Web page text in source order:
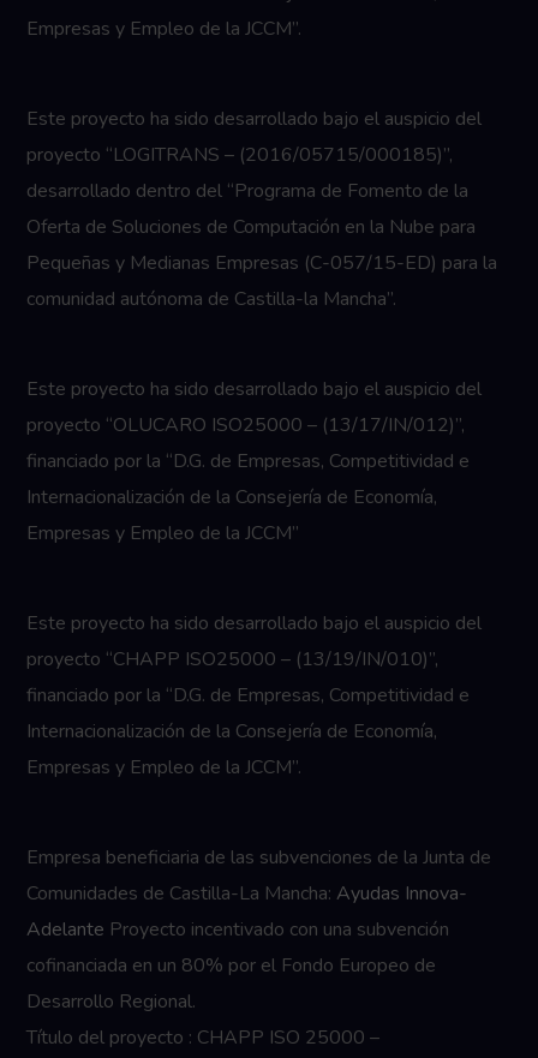
Empresas y Empleo de la JCCM”.
Este proyecto ha sido desarrollado bajo el auspicio del
proyecto “LOGITRANS – (2016/05715/000185)”,
desarrollado dentro del “Programa de Fomento de la
Oferta de Soluciones de Computación en la Nube para
Pequeñas y Medianas Empresas (C-057/15-ED) para la
comunidad autónoma de Castilla-la Mancha”.
Este proyecto ha sido desarrollado bajo el auspicio del
proyecto “OLUCARO ISO25000 – (13/17/IN/012)”,
financiado por la “D.G. de Empresas, Competitividad e
Internacionalización de la Consejería de Economía,
Empresas y Empleo de la JCCM”
Este proyecto ha sido desarrollado bajo el auspicio del
proyecto “CHAPP ISO25000 – (13/19/IN/010)”,
financiado por la “D.G. de Empresas, Competitividad e
Internacionalización de la Consejería de Economía,
Empresas y Empleo de la JCCM”.
Empresa beneficiaria de las subvenciones de la Junta de
Comunidades de Castilla-La Mancha:Ayudas Innova-
Adelante Proyecto incentivado con una subvención
cofinanciada en un 80% por el Fondo Europeo de
Desarrollo Regional.
Título del proyecto : CHAPP ISO 25000 –